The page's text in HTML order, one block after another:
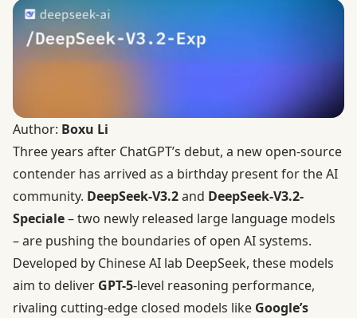
Author: Boxu Li
Three years after ChatGPT’s debut, a new open-source
contender has arrived as a birthday present for the AI
community. DeepSeek-V3.2and DeepSeek-V3.2-
Speciale– two newly released large language models
– are pushing the boundaries of open AI systems.
Developed by Chinese AI lab DeepSeek, these models
aim to deliver GPT-5-level reasoning performance,
rivaling cutting-edge closed models like Google’s